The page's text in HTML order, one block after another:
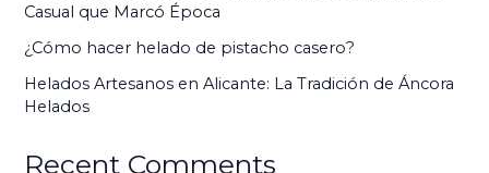
Casual que Marcó Época ​
¿Cómo hacer helado de pistacho casero?
Helados Artesanos en Alicante: La Tradición de Áncora
Helados
Recent Comments